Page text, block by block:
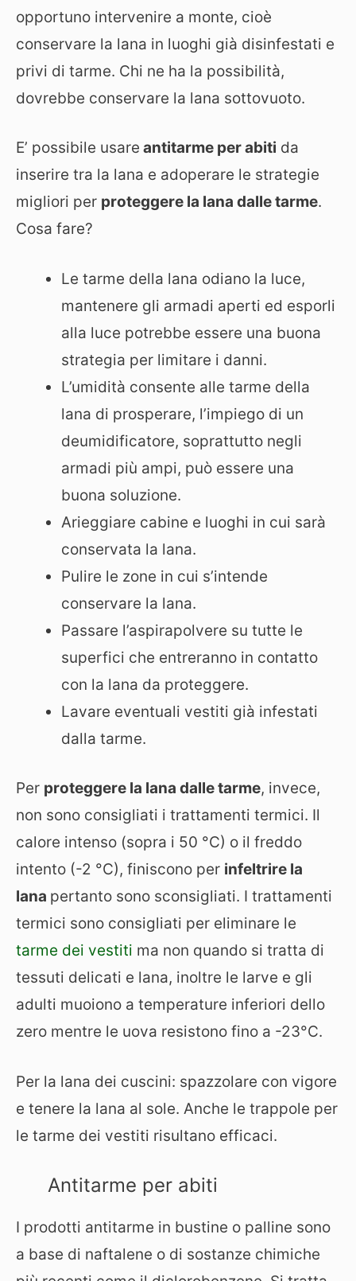
opportuno intervenire a monte, cioè
conservare la lana in luoghi già disinfestati e
privi di tarme. Chi ne ha la possibilità,
dovrebbe conservare la lana sottovuoto.
E’ possibile usare antitarme per abiti da
inserire tra la lana e adoperare le strategie
migliori per proteggere la lana dalle tarme.
Cosa fare?
Le tarme della lana odiano la luce,
mantenere gli armadi aperti ed esporli
alla luce potrebbe essere una buona
strategia per limitare i danni.
L’umidità consente alle tarme della
lana di prosperare, l’impiego di un
deumidificatore, soprattutto negli
armadi più ampi, può essere una
buona soluzione.
Arieggiare cabine e luoghi in cui sarà
conservata la lana.
Pulire le zone in cui s’intende
conservare la lana.
Passare l’aspirapolvere su tutte le
superfici che entreranno in contatto
con la lana da proteggere.
Lavare eventuali vestiti già infestati
dalla tarme.
Per proteggere la lana dalle tarme, invece,
non sono consigliati i trattamenti termici. Il
calore intenso (sopra i 50 °C) o il freddo
intento (-2 °C), finiscono per infeltrire la
lana pertanto sono sconsigliati. I trattamenti
termici sono consigliati per eliminare le
tarme dei vestiti ma non quando si tratta di
tessuti delicati e lana, inoltre le larve e gli
adulti muoiono a temperature inferiori dello
zero mentre le uova resistono fino a -23°C.
Per la lana dei cuscini: spazzolare con vigore
e tenere la lana al sole. Anche le trappole per
le tarme dei vestiti risultano efficaci.
Antitarme per abiti
I prodotti antitarme in bustine o palline sono
a base di naftalene o di sostanze chimiche